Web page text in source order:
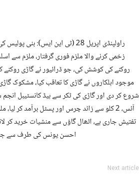
راولپنڈی اپریل 28 (ٹی این
زخمی کرنے والا ملزم فوری گرفتار، ملزم سے
روکنے کی کوشش کی، جو ڈرائیور نے گاڑی روکنے
موجود اہلکاروں نے گاڑی کا تعاقب کیا، مشکوک
شروع کر دی اور گاڑی کی ٹکر سے ہیڈ کانسٹیبل
آئس، 2 کلو سے زائد چرس اور پسٹل برآمد
تفتیش جاری ہے، اٹھال گاؤں سے منشیات خرید کر
احسن یونس کی طرف سے
Next article